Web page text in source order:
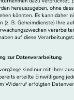
herauszugeben, ohne
könnten. Es kann daher
(z. B. Geheimdienste) Ihre
auf diese
zur Datenverarbeitung
sind nur mit Ihrer
erteilte Einwilligung
Widerruf erfolgten